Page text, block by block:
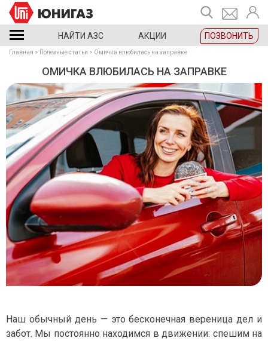
НАЙТИ АЗС АКЦИИ ПОЗВОНИТЬ
Главная Полезные статьи Омичка влюбилась на заправке
ОМИЧКА ВЛЮБИЛАСЬ НА ЗАПРАВКЕ
Наш обычный день — это бесконечная вереница дел и
забот. Мы постоянно находимся в движении: спешим на